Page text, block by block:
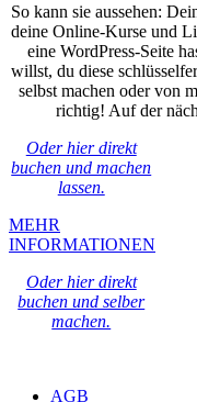
So kann sie aussehen:
deine Online-Kurse und
eine WordPress-Seite
willst, du diese
selbst machen oder von
richtig! Auf der
Oder hier direkt
buchen und machen
lassen.
MEHR
INFORMATIONEN
Oder hier direkt
buchen und selber
machen.
AGB